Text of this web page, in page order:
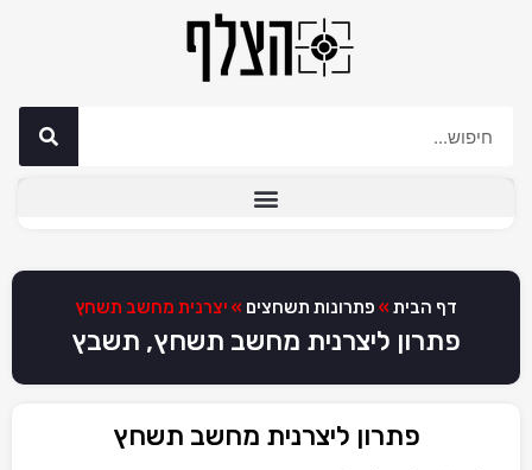
דף הבית » פתרונות תשחצים » יצרנית מחשב תשחץ
פתרון ליצרנית מחשב תשחץ, תשבץ
פתרון ליצרנית מחשב תשחץ